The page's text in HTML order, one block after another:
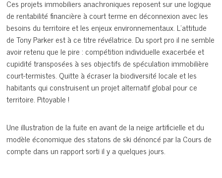
Ces projets immobiliers anachroniques reposent sur une logique
de rentabilité financière à court terme en déconnexion avec les
besoins du territoire et les enjeux environnementaux. L’attitude
de Tony Parker est à ce titre révélatrice. Du sport pro il ne semble
avoir retenu que le pire : compétition individuelle exacerbée et
cupidité transposées à ses objectifs de spéculation immobilière
court-termistes. Quitte à écraser la biodiversité locale et les
habitants qui construisent un projet alternatif global pour ce
territoire. Pitoyable !
Une illustration de la fuite en avant de la neige artificielle et du
modèle économique des statons de ski dénoncé par la Cours de
compte dans un rapport sorti il y a quelques jours.